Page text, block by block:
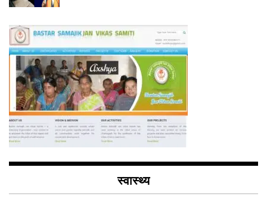
स्वास्थ्य